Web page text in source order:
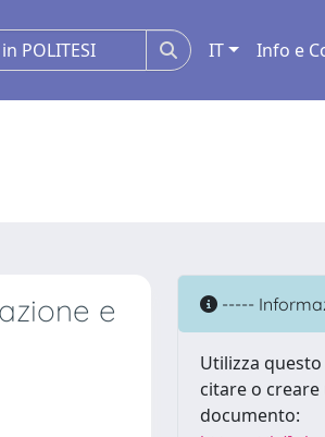
IT Info e
e
-----
Utilizza
citare o
documento: